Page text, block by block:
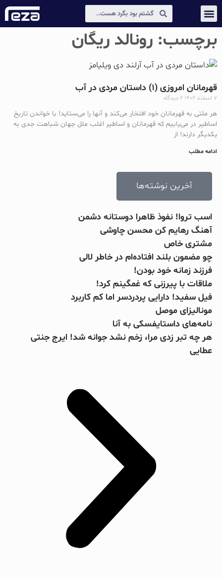
برچسب: رونالد ریگان
قهرمانان امروزی (۱) داستان مردی در آب
۷ اسفند ۱۴۰۲ ۲ دیدگاه
هر ملتی به قهرمانان خود افتخار می‌کند و آنها را می‌ستاید! با خواندن تاریخ
اساطیر در می‎‌یابیم که قهرمانان و اساطیر اغلب ملل جهان شباهت جدی به
یکدیگر دارند! از
ادامه مطلب
آخرین نوشته‌ها
اسب تروا! نفوذ ظاهرا دوستانه دشمن
آهنگ رهایم کن محسن چاوشی
مشتری خاص
چو مضمون بلند افتاده‌ام در خاطر لالی
فرزند زمانه خود بودن!
ملاقات با پیرزنی که غمگینم کرد!
فیل سفید! دارایی پردردسر اما کم کاربرد
مونالیزای موصل
نامه‌های داستایفسکی به آنا
هر چه تبر زدی مرا، زخم نشد جوانه شد! ایرج جنتی
عطایی
جرج بست
بریل امبولو
جانلوکا ویالی
صلاح یا شورله
کینگزلی کومان